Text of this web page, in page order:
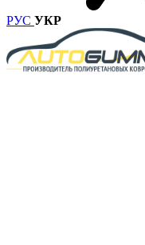
РУС УКР